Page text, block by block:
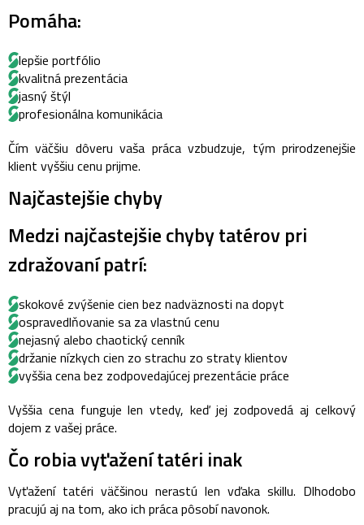
Pomáha:
lepšie portfólio
kvalitná prezentácia
jasný štýl
profesionálna komunikácia
Čím väčšiu dôveru vaša práca vzbudzuje, tým prirodzenejšie
klient vyššiu cenu prijme.
Najčastejšie chyby
Medzi najčastejšie chybytatérov pri
zdražovaní patrí:
skokové zvýšenie cien bez nadväznosti na dopyt
ospravedlňovanie sa za vlastnú cenu
nejasný alebo chaotický cenník
držanie nízkych cien zo strachu zo straty klientov
vyššia cena bez zodpovedajúcej prezentácie práce
Vyššia cena funguje len vtedy, keď jej zodpovedá aj celkový
dojem z vašej práce.
Čo robia vyťažení tatéri inak
Vyťažení tatéri väčšinou nerastú len vďaka skillu. Dlhodobo
pracujú aj na tom, ako ich práca pôsobí navonok.